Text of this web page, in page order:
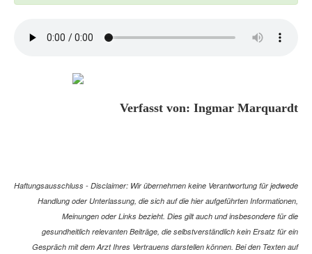
Verfasst von: Ingmar Marquardt
Haftungsausschluss - Disclaimer: Wir übernehmen keine Verantwortung für jedwede
Handlung oder Unterlassung, die sich auf die hier aufgeführten Informationen,
Meinungen oder Links bezieht. Dies gilt auch und insbesondere für die
gesundheitlich relevanten Beiträge, die selbstverständlich kein Ersatz für ein
Gespräch mit dem Arzt Ihres Vertrauens darstellen können. Bei den Texten auf